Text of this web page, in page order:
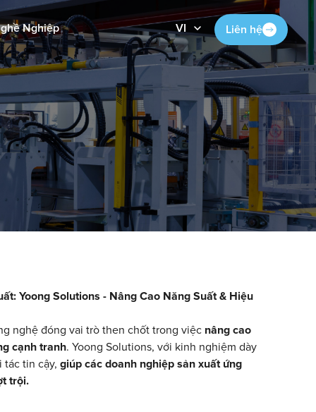
Nghiệp VI Liên hệ
Yoong Solutions - Nâng Cao Năng Suất & Hiệu
nghệ đóng vai trò then chốt trong việc nâng cao
cạnh tranh. Yoong Solutions, với kinh nghiệm dày
tác tin cậy,giúp các doanh nghiệp sản xuất ứng
trội.